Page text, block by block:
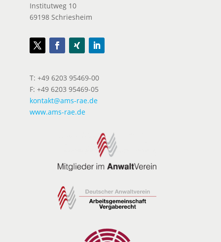
Institutweg 10
69198 Schriesheim
T: +49 6203 95469-00
F: +49 6203 95469-05
kontakt@ams-rae.de
www.ams-rae.de